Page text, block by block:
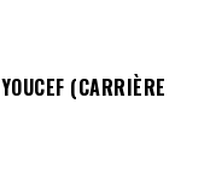
(CARRIÈRE